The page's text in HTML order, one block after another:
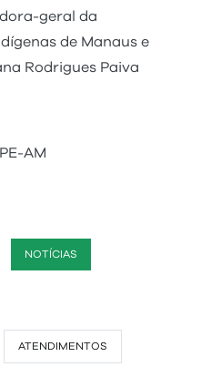
geral da
de Manaus e
Rodrigues Paiva
AM
NOTÍCIAS
ATENDIMENTOS